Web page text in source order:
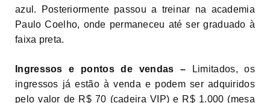
azul. Posteriormente passou a treinar na academia
Paulo Coelho, onde permaneceu até ser graduado à
faixa preta.
Ingressos e pontos de vendas –
Limitados, os
ingressos já estão à venda e podem ser adquiridos
pelo valor de R$ 70 (cadeira VIP) e R$ 1.000 (mesa